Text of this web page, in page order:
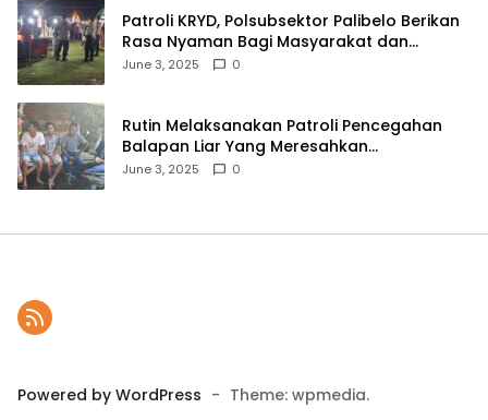
Patroli KRYD, Polsubsektor Palibelo Berikan
Rasa Nyaman Bagi Masyarakat dan
Antisipasi Aksi Menjurus Premanisme
June 3, 2025 0
Rutin Melaksanakan Patroli Pencegahan
Balapan Liar Yang Meresahkan
Masyarakat, Polsek Soromandi
June 3, 2025 0
Powered by WordPress - Theme: wpmedia.